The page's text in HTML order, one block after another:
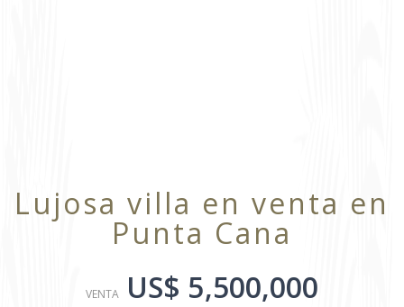
Lujosa villa en venta en
Punta Cana
VENTA US$ 5,500,000